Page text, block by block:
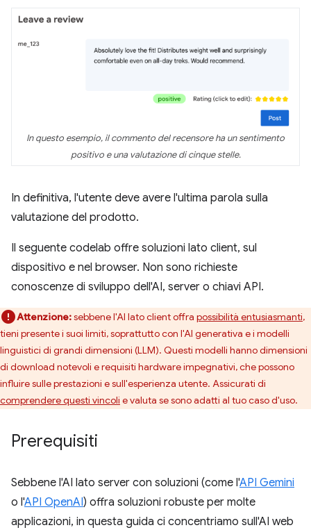
In questo esempio, il commento del recensore ha un sentimento
positivo e una valutazione di cinque stelle.
In definitiva, l'utente deve avere l'ultima parola sulla
valutazione del prodotto.
Il seguente codelab offre soluzioni lato client, sul
dispositivo e nel browser. Non sono richieste
conoscenze di sviluppo dell'AI, server o chiavi API.
Attenzione:sebbene l'AI lato client offra possibilità entusiasmanti,
tieni presente i suoi limiti, soprattutto con l'AI generativa e i modelli
linguistici di grandi dimensioni (LLM). Questi modelli hanno dimensioni
di download notevoli e requisiti hardware impegnativi, che possono
influire sulle prestazioni e sull'esperienza utente. Assicurati di
comprendere questi vincoli e valuta se sono adatti al tuo caso d'uso.
Prerequisiti
Sebbene l'AI lato server con soluzioni (come l'API Gemini
o l'API OpenAI) offra soluzioni robuste per molte
applicazioni, in questa guida ci concentriamo sull'AI web